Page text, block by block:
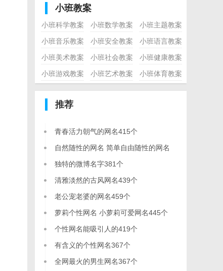
小班教案
小班科学教案 小班数学教案
小班主题教案
小班音乐教案
小班安全教案
小班语言教案
小班美术教案
小班社会教案
小班健康教案
小班游戏教案
小班艺术教案 小班体育教案
推荐
青春活力朝气的网名415个
自然随性的网名 简单自由随性的网名
458个
独特的微博名字381个
清雅淡然的古风网名439个
老公宠老婆的网名459个
萝莉个性网名 小萝莉可爱网名445个
个性网名能吸引人的419个
有含义的个性网名367个
全网最火的男生网名367个